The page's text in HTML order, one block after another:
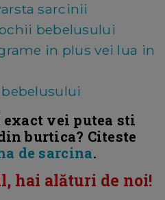
sarcinii
bebelusului
in plus vei lua in
vei putea sti
burtica? Citeste
de sarcina.
hai alături de noi!